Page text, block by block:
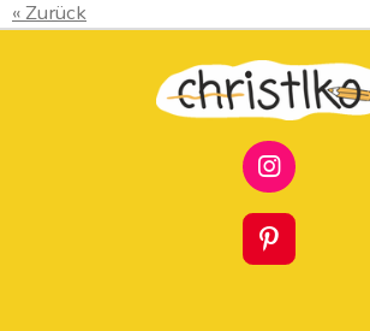
«Zurück
I
N
S
T
A
P
I